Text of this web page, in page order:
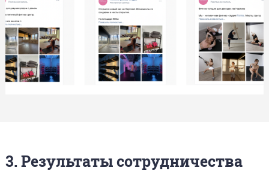
3. Результаты сотрудничества